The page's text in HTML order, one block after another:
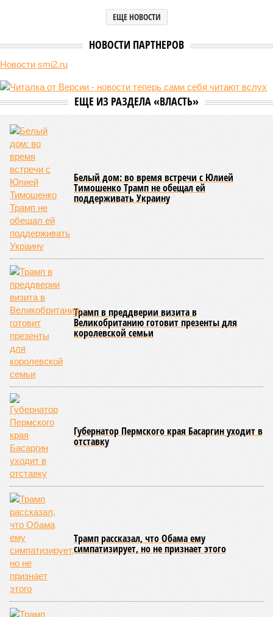
ЕЩЕ НОВОСТИ
НОВОСТИ ПАРТНЕРОВ
Новости smi2.ru
ЕЩЕ ИЗ РАЗДЕЛА «ВЛАСТЬ»
Белый дом: во время встречи с Юлией
Тимошенко Трамп не обещал ей
поддерживать Украину
Трамп в преддверии визита в
Великобританию готовит презенты для
королевской семьи
Губернатор Пермского края Басаргин уходит в
отставку
Трамп рассказал, что Обама ему
симпатизирует, но не признает этого